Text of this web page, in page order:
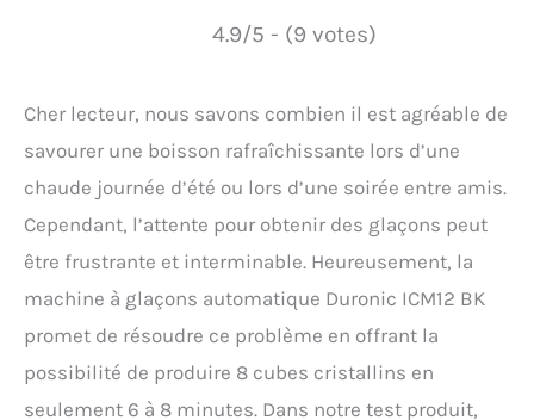
4.9/5 - (9 votes)
Cher lecteur, nous savons combien il est agréable de
savourer une boisson rafraîchissante lors d’une
chaude journée d’été ou lors d’une soirée entre amis.
Cependant, l’attente pour obtenir des glaçons peut
être frustrante et interminable. Heureusement, la
machine à glaçons automatique Duronic ICM12 BK
promet de résoudre ce problème en offrant la
possibilité de produire 8 cubes cristallins en
seulement 6 à 8 minutes. Dans notre test produit,